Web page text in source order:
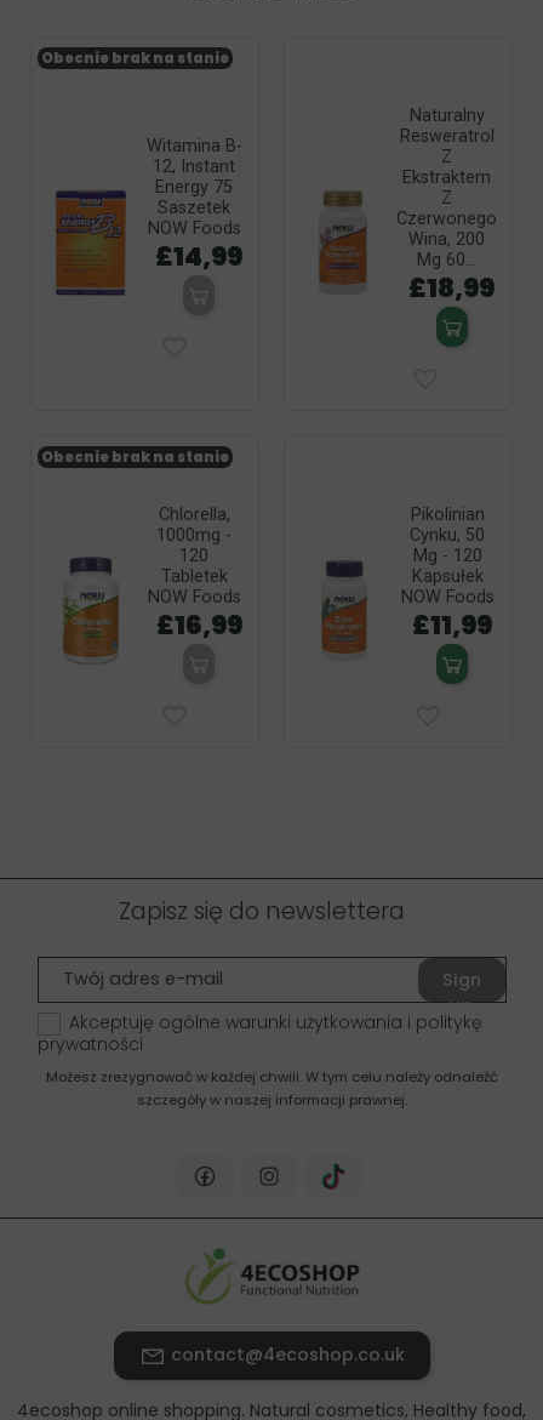
Witamina B-
12, Instant
Energy 75
Saszetek
NOW Foods
£14,99
Obecnie brak na stanie
Naturalny
Resweratrol
Z
Ekstraktem
Z
Czerwonego
Wina, 200
Mg 60...
£18,99
Chlorella,
1000mg -
120
Tabletek
NOW Foods
£16,99
Obecnie brak na stanie
Pikolinian
Cynku, 50
Mg - 120
Kapsułek
NOW Foods
£11,99
Zapisz się do newslettera
Sign
up
Akceptuję ogólne warunki użytkowania i politykę
prywatności
Możesz zrezygnować w każdej chwili. W tym celu należy odnaleźć
szczegóły w naszej informacji prawnej.
contact@4ecoshop.co.uk
4ecoshop online shopping. Natural cosmetics, Healthy food,